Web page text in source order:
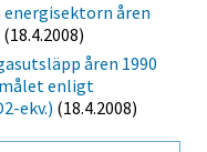
energisektorn åren
(18.4.2008)
åren 1990
enligt
ekv.) (18.4.2008)